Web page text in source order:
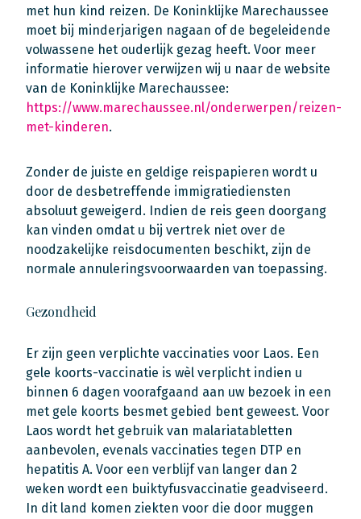
met hun kind reizen. De Koninklijke Marechaussee
moet bij minderjarigen nagaan of de begeleidende
volwassene het ouderlijk gezag heeft. Voor meer
informatie hierover verwijzen wij u naar de website
van de Koninklijke Marechaussee:
https://www.marechaussee.nl/onderwerpen/reizen-
met-kinderen.
Zonder de juiste en geldige reispapieren wordt u
door de desbetreffende immigratiediensten
absoluut geweigerd. Indien de reis geen doorgang
kan vinden omdat u bij vertrek niet over de
noodzakelijke reisdocumenten beschikt, zijn de
normale annuleringsvoorwaarden van toepassing.
Gezondheid
Er zijn geen verplichte vaccinaties voor Laos. Een
gele koorts-vaccinatie is wèl verplicht indien u
binnen 6 dagen voorafgaand aan uw bezoek in een
met gele koorts besmet gebied bent geweest. Voor
Laos wordt het gebruik van malariatabletten
aanbevolen, evenals vaccinaties tegen DTP en
hepatitis A. Voor een verblijf van langer dan 2
weken wordt een buiktyfusvaccinatie geadviseerd.
In dit land komen ziekten voor die door muggen